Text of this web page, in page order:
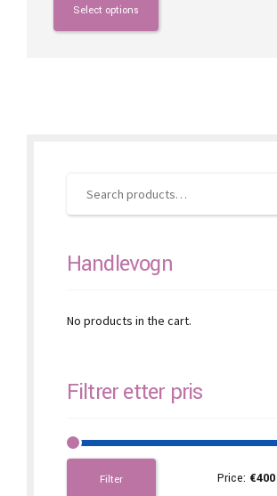
Select options
product
has
product
Handlevogn
No products in the cart.
Filtrer etter pris
Filter Price: €400